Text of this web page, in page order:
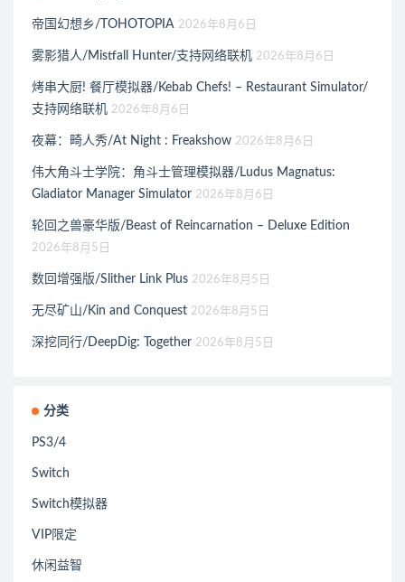
帝国幻想乡/TOHOTOPIA 2026年8月6日
雾影猎人/Mistfall Hunter/支持网络联机 2026年8月6日
烤串大厨! 餐厅模拟器/Kebab Chefs! – Restaurant Simulator/
支持网络联机 2026年8月6日
夜幕：畸人秀/At Night : Freakshow 2026年8月6日
伟大角斗士学院：角斗士管理模拟器/Ludus Magnatus:
Gladiator Manager Simulator 2026年8月6日
轮回之兽豪华版/Beast of Reincarnation – Deluxe Edition
2026年8月5日
数回增强版/Slither Link Plus 2026年8月5日
无尽矿山/Kin and Conquest 2026年8月5日
深挖同行/DeepDig: Together 2026年8月5日
分类
PS3/4
Switch
Switch模拟器
VIP限定
休闲益智